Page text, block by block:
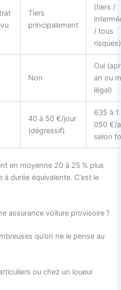
Tiers
principalement
(tiers /
/ tous
risques)
Non
Oui
an ou
légal)
40 à 50 €/jour
(dégressif)
635 à 1
050 €/
selon
en moyenne 20 à 25 % plus
durée équivalente. C’est le
assurance voiture provisoire ?
qu’on ne le pense au
ou chez un loueur